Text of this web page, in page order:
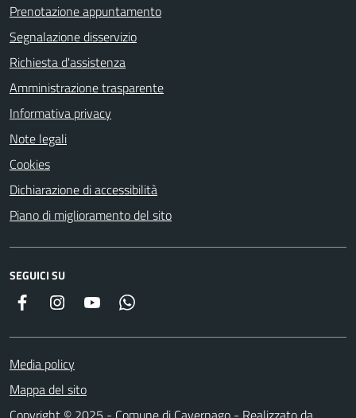
Prenotazione appuntamento
Segnalazione disservizio
Richiesta d'assistenza
Amministrazione trasparente
Informativa privacy
Note legali
Cookies
Dichiarazione di accessibilità
Piano di miglioramento del sito
SEGUICI SU
Facebook InstagramYouTube
Media policy
Mappa del sito